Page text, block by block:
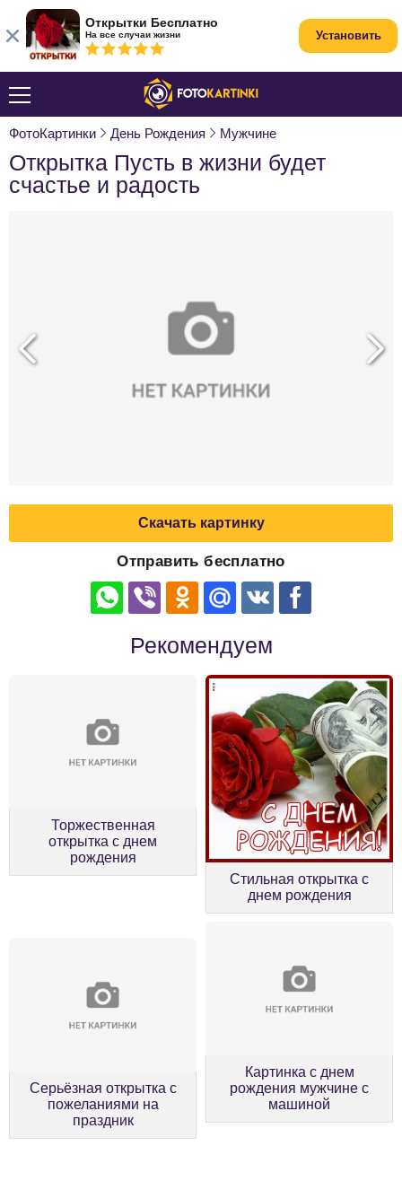
ФотоКартинки День Рождения Мужчине
Открытка Пусть в жизни будет
счастье и радость
Скачать картинку
Отправить бесплатно
Рекомендуем
Торжественная
открытка с днем
рождения
Стильная открытка с
днем рождения
Серьёзная открытка с
пожеланиями на
праздник
Картинка с днем
рождения мужчине с
машиной
Открытки Бесплатно
На все случаи жизни Установить